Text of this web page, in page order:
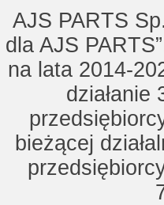
AJS PARTS
dla AJS
na lata 2014-
działanie
bieżącej